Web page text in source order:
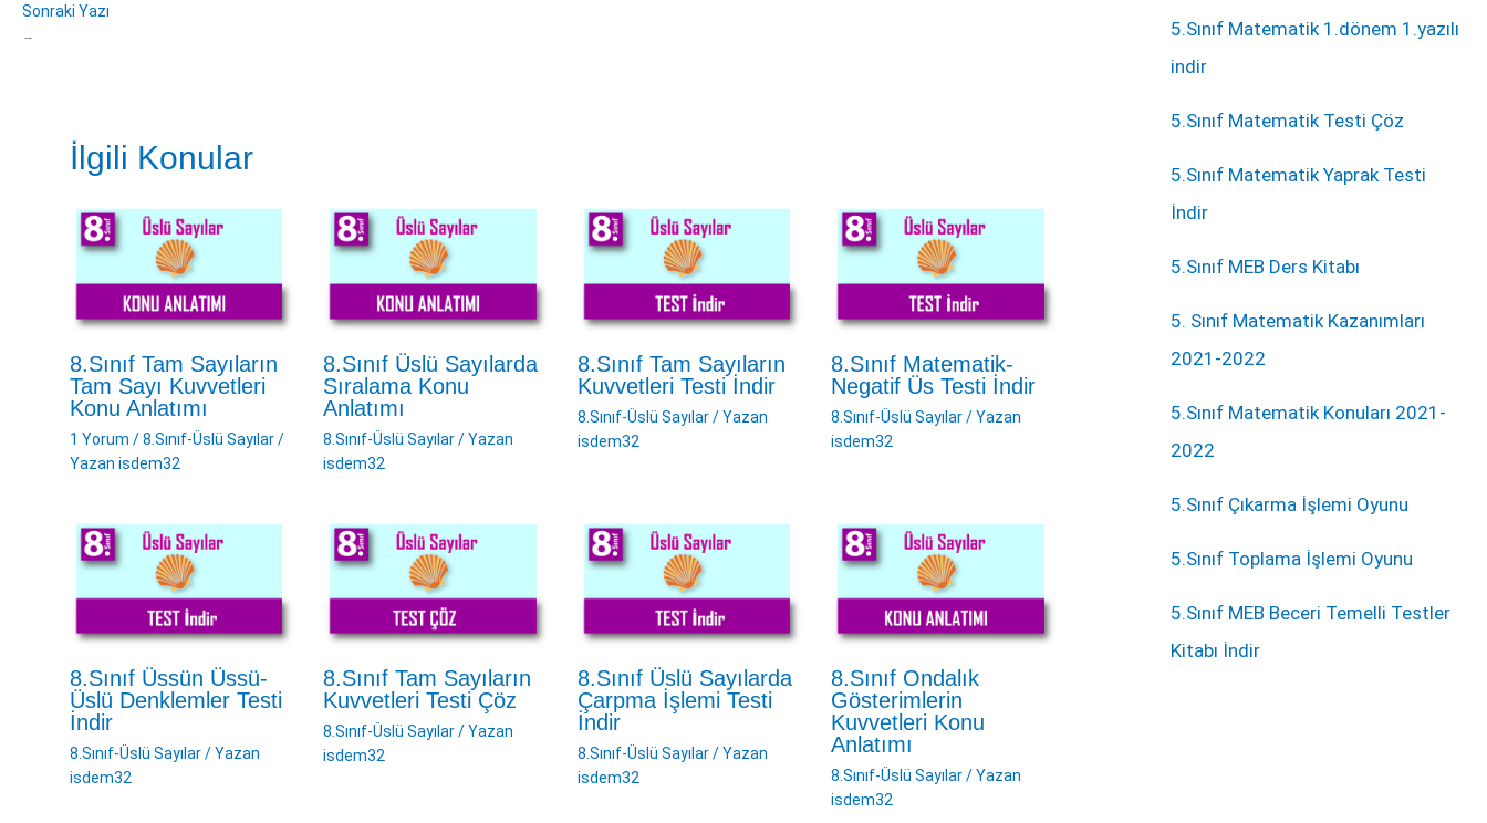
Sonraki Yazı
→
İlgili Konular
8.Sınıf Tam Sayıların
Tam Sayı Kuvvetleri
Konu Anlatımı
1 Yorum /8.Sınıf-Üslü Sayılar/
Yazan isdem32
8.Sınıf Üslü Sayılarda
Sıralama Konu
Anlatımı
8.Sınıf-Üslü Sayılar/ Yazan
isdem32
8.Sınıf Tam Sayıların
Kuvvetleri Testi İndir
8.Sınıf-Üslü Sayılar/ Yazan
isdem32
8.Sınıf Matematik-
Negatif Üs Testi İndir
8.Sınıf-Üslü Sayılar/ Yazan
isdem32
8.Sınıf Üssün Üssü-
Üslü Denklemler Testi
İndir
8.Sınıf-Üslü Sayılar/ Yazan
isdem32
8.Sınıf Tam Sayıların
Kuvvetleri Testi Çöz
8.Sınıf-Üslü Sayılar/ Yazan
isdem32
8.Sınıf Üslü Sayılarda
Çarpma İşlemi Testi
İndir
8.Sınıf-Üslü Sayılar/ Yazan
isdem32
8.Sınıf Ondalık
Gösterimlerin
Kuvvetleri Konu
Anlatımı
8.Sınıf-Üslü Sayılar/ Yazan
isdem32
5.Sınıf Matematik 1.dönem 1.yazılı
indir
5.Sınıf Matematik Testi Çöz
5.Sınıf Matematik Yaprak Testi
İndir
5.Sınıf MEB Ders Kitabı
5. Sınıf Matematik Kazanımları
2021-2022
5.Sınıf Matematik Konuları 2021-
2022
5.Sınıf Çıkarma İşlemi Oyunu
5.Sınıf Toplama İşlemi Oyunu
5.Sınıf MEB Beceri Temelli Testler
Kitabı İndir